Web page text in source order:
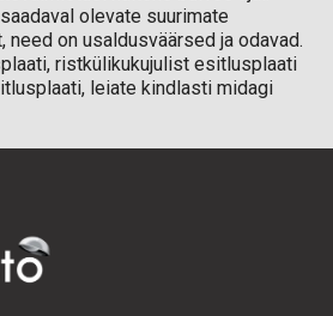
olevate suurimate
need on usaldusväärsed ja odavad.
ristkülikukujulist esitlusplaati
leiate kindlasti midagi